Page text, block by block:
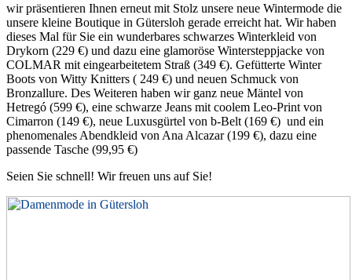
wir präsentieren Ihnen erneut mit Stolz unsere neue Wintermode die
unsere kleine Boutique in Gütersloh gerade erreicht hat. Wir haben
dieses Mal für Sie ein wunderbares schwarzes Winterkleid von
Drykorn (229 €) und dazu eine glamoröse Wintersteppjacke von
COLMAR mit eingearbeitetem Straß (349 €). Gefütterte Winter
Boots von Witty Knitters ( 249 €) und neuen Schmuck von
Bronzallure. Des Weiteren haben wir ganz neue Mäntel von
Hetregó (599 €), eine schwarze Jeans mit coolem Leo-Print von
Cimarron (149 €), neue Luxusgürtel von b-Belt (169 €) und ein
phenomenales Abendkleid von Ana Alcazar (199 €), dazu eine
passende Tasche (99,95 €)
Seien Sie schnell! Wir freuen uns auf Sie!